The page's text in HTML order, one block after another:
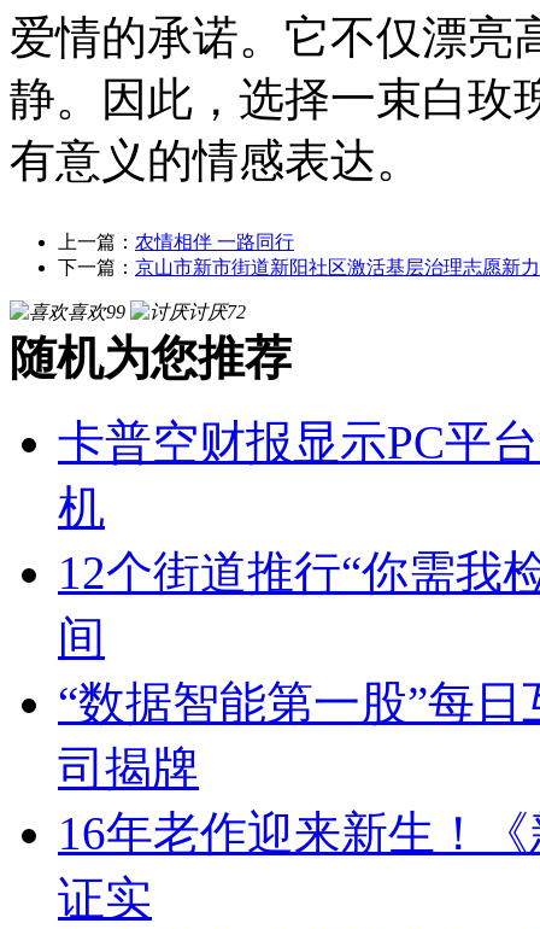
爱情的承诺。它不仅漂亮
静。因此，选择一束白玫
有意义的情感表达。
上一篇： 农情相伴 一路同行
下一篇： 京山市新市街道新阳社区激活基层治理志愿新
喜欢99 讨厌72
随机为您推荐
卡普空财报显示PC平
机
12个街道推行“你需我
间
“数据智能第一股”每
司揭牌
16年老作迎来新生！
证实